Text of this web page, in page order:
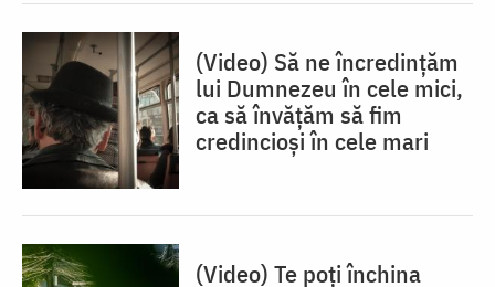
(Video) Să ne încredințăm
lui Dumnezeu în cele mici,
ca să învățăm să fim
credincioși în cele mari
(Video) Te poți închina